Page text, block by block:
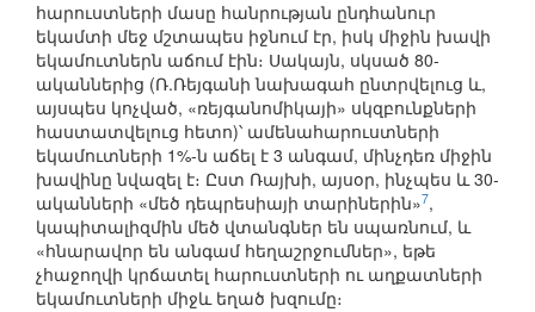
հարուստների մասը հանրության ընդհանուր
եկամտի մեջ մշտապես իջնում էր, իսկ միջին խավի
եկամուտներն աճում էին։ Սակայն, սկսած 80-
ականներից (Ռ.Ռեյգանի նախագահ ընտրվելուց և,
այսպես կոչված, «ռեյգանոմիկայի» սկզբունքների
հաստատվելուց հետո)՝ ամենահարուստների
եկամուտների 1%-ն աճել է 3 անգամ, մինչդեռ միջին
խավինը նվազել է։ Ըստ Ռայխի, այսօր, ինչպես և 30-
ականների «մեծ դեպրեսիայի տարիներին»7,
կապիտալիզմին մեծ վտանգներ են սպառնում, և
«հնարավոր են անգամ հեղաշրջումներ», եթե
չհաջողվի կրճատել հարուստների ու աղքատների
եկամուտների միջև եղած խզումը։